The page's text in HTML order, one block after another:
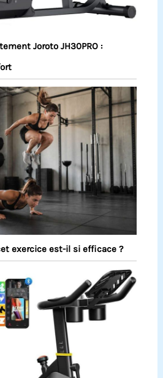
Joroto JH30PRO :
exercice est-il si efficace ?